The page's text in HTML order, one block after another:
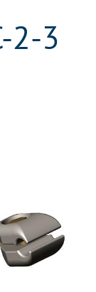
2-3